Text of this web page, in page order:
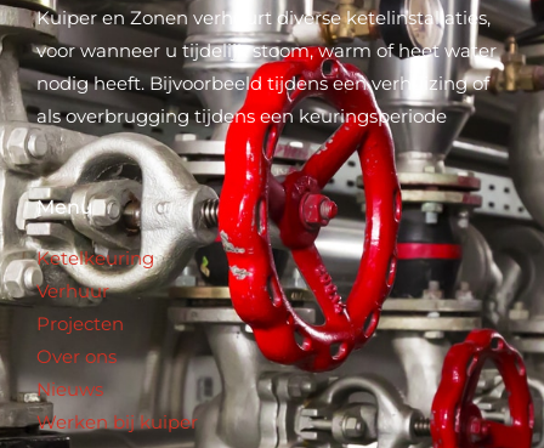
Kuiper en Zonen verhuurt diverse ketelinstallaties,
voor wanneer u tijdelijk stoom, warm of heet water
nodig heeft. Bijvoorbeeld tijdens een verhuizing of
als overbrugging tijdens een keuringsperiode
Menu
Ketelkeuring
Verhuur
Projecten
Over ons
Nieuws
Werken bij kuiper